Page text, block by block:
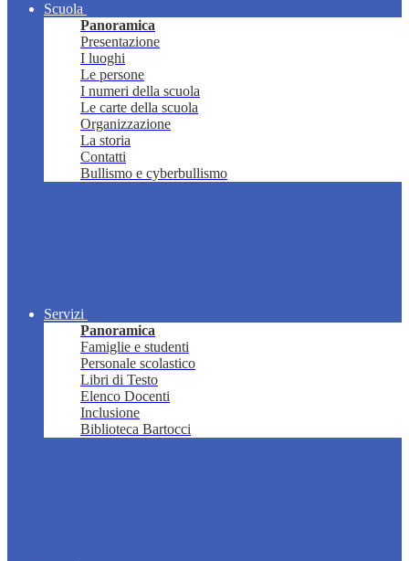
Scuola
Panoramica
Presentazione
I luoghi
Le persone
I numeri della scuola
Le carte della scuola
Organizzazione
La storia
Contatti
Bullismo e cyberbullismo
Servizi
Panoramica
Famiglie e studenti
Personale scolastico
Libri di Testo
Elenco Docenti
Inclusione
Biblioteca Bartocci